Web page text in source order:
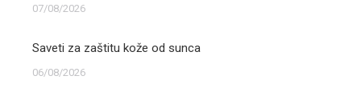
07/08/2026
Saveti za zaštitu kože od sunca
06/08/2026